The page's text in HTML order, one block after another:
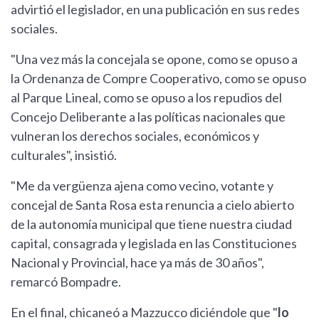
advirtió el legislador, en una publicación en sus redes
sociales.
"Una vez más la concejala se opone, como se opuso a
la Ordenanza de Compre Cooperativo, como se opuso
al Parque Lineal, como se opuso a los repudios del
Concejo Deliberante a las políticas nacionales que
vulneran los derechos sociales, económicos y
culturales", insistió.
"Me da vergüenza ajena como vecino, votante y
concejal de Santa Rosa esta renuncia a cielo abierto
de la autonomía municipal que tiene nuestra ciudad
capital, consagrada y legislada en las Constituciones
Nacional y Provincial, hace ya más de 30 años",
remarcó Bompadre.
En el final, chicaneó a Mazzucco diciéndole que "lo